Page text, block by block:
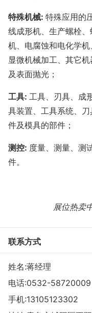
特殊机械: 特殊应用的
线成形机、生产螺栓
机、电腐蚀和电化学机
显微机械加工、其它
及表面抛光；
工具: 工具、刃具、成
具装置、工具系统、
件及模具的部件；
测控: 度量、测量、测
件。
展位热卖
联系方式
姓名:蒋经理
电话:0532-58720009
手机:13105123302